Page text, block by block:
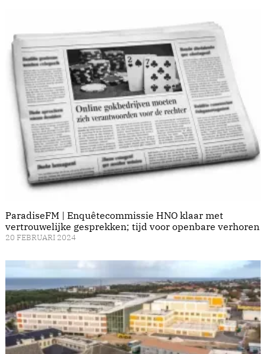
ParadiseFM | Enquêtecommissie HNO klaar met
vertrouwelijke gesprekken; tijd voor openbare verhoren
20 FEBRUARI 2024